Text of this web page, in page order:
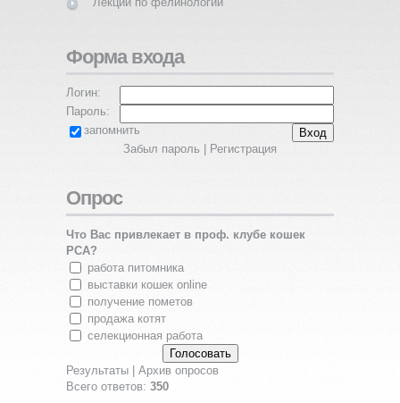
Форма входа
Логин:
Пароль:
запомнить
Забыл пароль | Регистрация
Опрос
Что Вас привлекает в проф. клубе кошек
PCA?
работа питомника
выставки кошек online
получение пометов
продажа котят
селекционная работа
Результаты
Архив опросов
Всего ответов: 350